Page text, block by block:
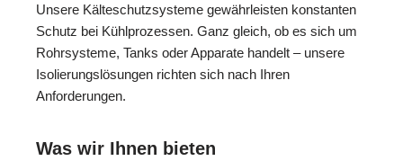
Unsere Kälteschutzsysteme gewährleisten konstanten
Schutz bei Kühlprozessen. Ganz gleich, ob es sich um
Rohrsysteme, Tanks oder Apparate handelt – unsere
Isolierungslösungen richten sich nach Ihren
Anforderungen.
Was wir Ihnen bieten